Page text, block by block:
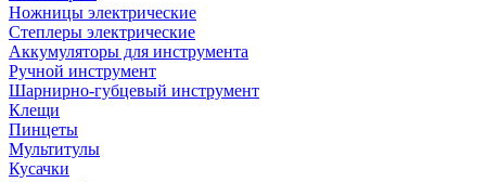
Ножницы электрические
Степлеры электрические
Аккумуляторы для инструмента
Ручной инструмент
Шарнирно-губцевый инструмент
Клещи
Пинцеты
Мультитулы
Кусачки